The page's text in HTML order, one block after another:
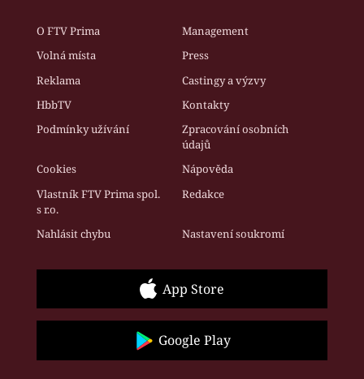
O FTV Prima
Management
Volná místa
Press
Reklama
Castingy a výzvy
HbbTV
Kontakty
Podmínky užívání
Zpracování osobních
údajů
Cookies
Nápověda
Vlastník FTV Prima spol.
s r.o.
Redakce
Nahlásit chybu Nastavení soukromí
App Store
Google Play